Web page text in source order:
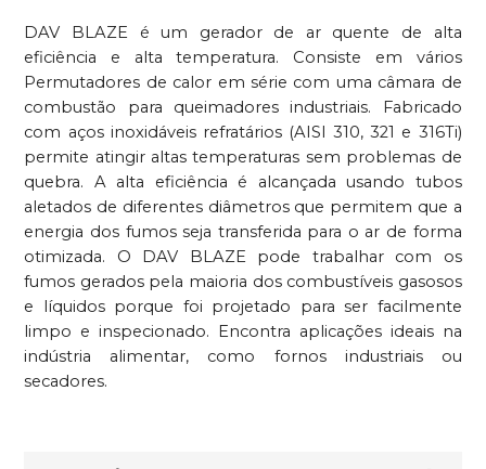
DAV BLAZE é um gerador de ar quente de alta
eficiência e alta temperatura. Consiste em vários
Permutadores de calor em série com uma câmara de
combustão para queimadores industriais. Fabricado
com aços inoxidáveis ​​refratários (AISI 310, 321 e 316Ti)
permite atingir altas temperaturas sem problemas de
quebra. A alta eficiência é alcançada usando tubos
aletados de diferentes diâmetros que permitem que a
energia dos fumos seja transferida para o ar de forma
otimizada. O DAV BLAZE pode trabalhar com os
fumos gerados pela maioria dos combustíveis gasosos
e líquidos porque foi projetado para ser facilmente
limpo e inspecionado. Encontra aplicações ideais na
indústria alimentar, como fornos industriais ou
secadores.